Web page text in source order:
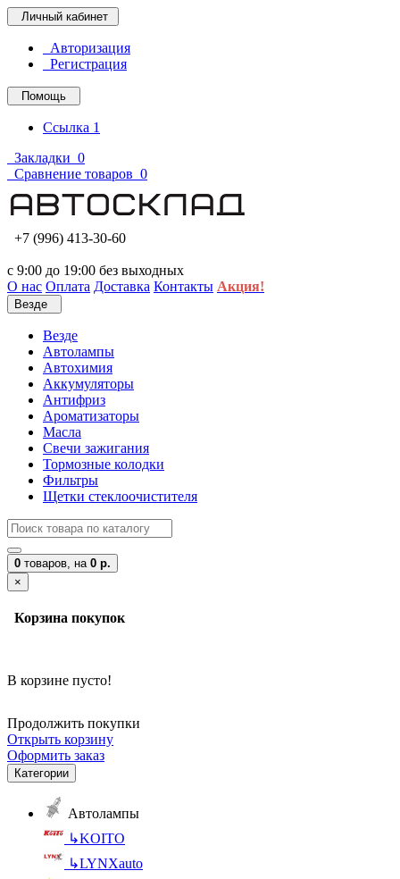
Личный кабинет
Авторизация
Регистрация
Помощь
Ссылка 1
Закладки 0
Сравнение товаров 0
+7 (996) 413-30-60
с 9:00 до 19:00 без выходных
О нас Оплата Доставка Контакты Акция!
Везде
Везде
Автолампы
Автохимия
Аккумуляторы
Антифриз
Ароматизаторы
Масла
Свечи зажигания
Тормозные колодки
Фильтры
Щетки стеклоочистителя
0 товаров, на 0 р.
×
Корзина покупок
В корзине пусто!
Продолжить покупки
Открыть корзину
Оформить заказ
Категории
Автолампы
↳KOITO
↳LYNXauto